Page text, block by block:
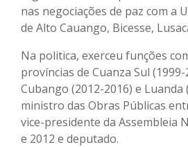
nas negociações de paz com a
de Alto Cauango, Bicesse,
Na politica, exerceu funções
províncias de Cuanza Sul
Cubango (2012-2016) e Luanda
ministro das Obras Públicas
vice-presidente da Assembleia
e 2012 e deputado.